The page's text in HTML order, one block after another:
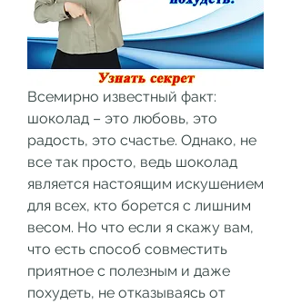
Всемирно известный факт:
шоколад – это любовь, это
радость, это счастье. Однако, не
все так просто, ведь шоколад
является настоящим искушением
для всех, кто борется с лишним
весом. Но что если я скажу вам,
что есть способ совместить
приятное с полезным и даже
похудеть, не отказываясь от